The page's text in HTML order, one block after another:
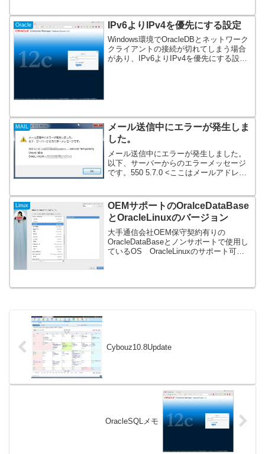
名 サイトで技術的な問題が発生してい
ます本文こんに...
Oracle IPv6よりIPv4を優先にする設定
Windows環境でOracleDBとネットワーク
クライアントの接続が切れてしまう場合
があり、IPv6よりIPv4を優先にする設定
MAIL
メール送信中にエラーが発生しま
した。
メール送信中にエラーが発生しました。
以下、サーバーからのエラーメッセージ
です。550 5.7.0 <ここはメールアドレス
Linux
OEMサポートのOralceDataBase
とOracleLinuxのバージョン
大手通信会社OEM保守契約有りの
OracleDataBaseとノンサポートで使用し
ているOS OracleLinuxのサポート可能
Cybouz10.8Update
OracleSQLメモ